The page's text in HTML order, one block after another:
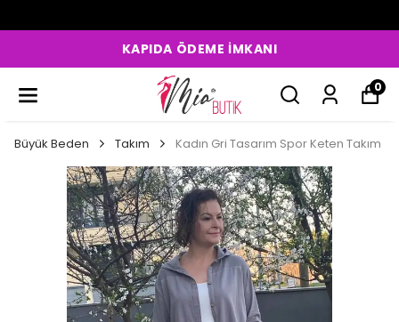
KAPIDA ÖDEME İMKANI
0
Büyük Beden Takım Kadın Gri Tasarım Spor Keten Takım